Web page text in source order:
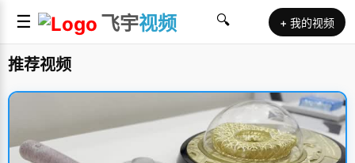
☰ 飞宇视频 🔍 + 我的视频
推荐视频